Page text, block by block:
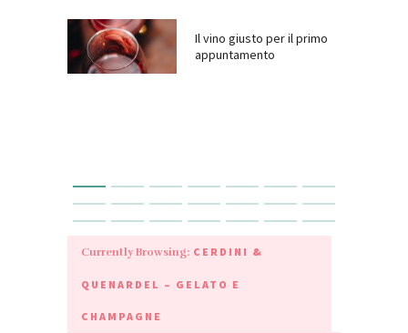
Il vino giusto per il primo
appuntamento
Currently Browsing: CERDINI &
QUENARDEL – GELATO E
CHAMPAGNE